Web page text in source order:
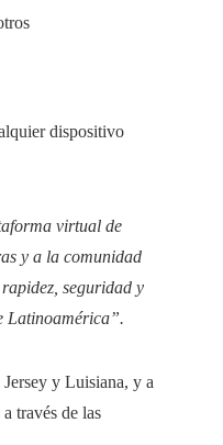
dispositivo
virtual de
y a la comunidad
seguridad y
Latinoamérica”.
y Luisiana, y a
través de las